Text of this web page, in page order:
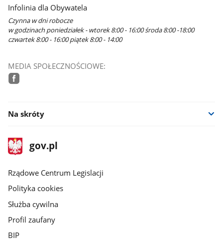
Infolinia dla Obywatela
Czynna w dni robocze
w godzinach poniedziałek - wtorek 8:00 - 16:00 środa 8:00 -18:00
czwartek 8:00 - 16:00 piątek 8:00 - 14:00
MEDIA SPOŁECZNOŚCIOWE:
Na skróty
stopka
gov.plStrona
gov.pl
Rządowe Centrum Legislacji
Polityka cookies
Służba cywilna
Profil zaufany
BIP